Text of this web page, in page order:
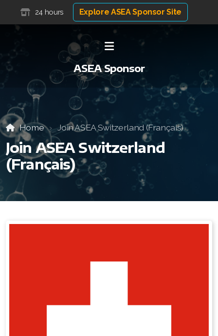
24 hours Explore ASEA Sponsor Site
ASEA Sponsor
Home Join ASEA Switzerland (Français)
Join ASEA Switzerland
(Français)